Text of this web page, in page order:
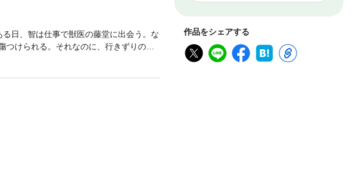
作品をシェアする
日、智は仕事で獣医の藤堂に出会う。な
けられる。それなのに、行きずりの相
ラブ・セラピー。